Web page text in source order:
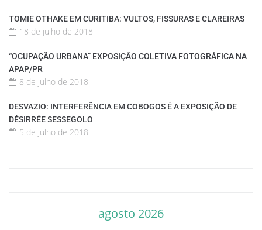
TOMIE OTHAKE EM CURITIBA: VULTOS, FISSURAS E CLAREIRAS
18 de julho de 2018
“OCUPAÇÃO URBANA” EXPOSIÇÃO COLETIVA FOTOGRÁFICA NA
APAP/PR
8 de julho de 2018
DESVAZIO: INTERFERÊNCIA EM COBOGOS É A EXPOSIÇÃO DE
DÉSIRRÉE SESSEGOLO
5 de julho de 2018
agosto 2026